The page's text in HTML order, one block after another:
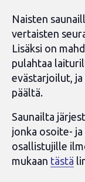
Naisten
vertaisten
Lisäksi on
pulahtaa
evästarjoilut, ja
päältä.
Saunailta
jonka osoite-
osallistujille
mukaan tästä